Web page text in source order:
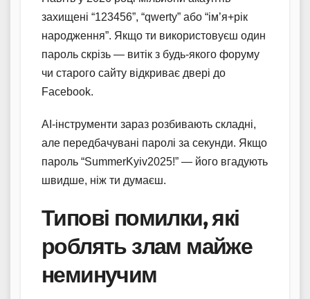
захищені “123456”, “qwerty” або “ім’я+рік
народження”. Якщо ти використовуєш один
пароль скрізь — витік з будь-якого форуму
чи старого сайту відкриває двері до
Facebook.
AI-інструменти зараз розбивають складні,
але передбачувані паролі за секунди. Якщо
пароль “SummerKyiv2025!” — його вгадують
швидше, ніж ти думаєш.
Типові помилки, які
роблять злам майже
неминучим